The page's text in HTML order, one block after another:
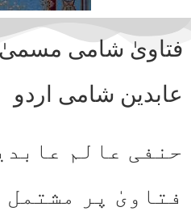
فتاویٰ شامی مسمیٰ
عابدین شامی اردو
حنفی عالم
فتاویٰ پر مشتمل